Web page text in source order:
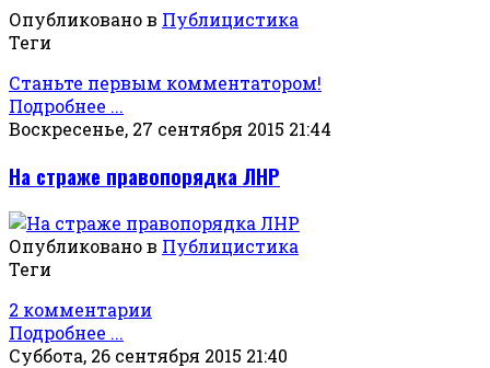
Опубликовано в Публицистика
Теги
Станьте первым комментатором!
Подробнее ...
Воскресенье, 27 сентября 2015 21:44
На страже правопорядка ЛНР
Опубликовано в Публицистика
Теги
2 комментарии
Подробнее ...
Суббота, 26 сентября 2015 21:40